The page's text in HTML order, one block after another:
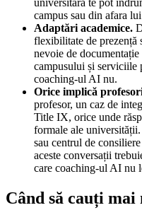
universitară te pot
campus sau din afara
Adaptări academice.
flexibilitate de prezență
nevoie de
campusului și serviciile
coaching-ul AI nu.
Orice implică
profesor, un caz de
Title IX, orice unde
formale ale
sau centrul de
aceste conversații
care coaching-ul AI nu
Când să cauți